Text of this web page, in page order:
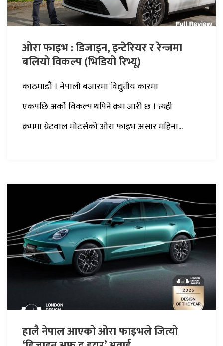
ओरा फाइभ : डिजाइन, इन्टेरियर र रेन्जमा
बलियो विकल्प (भिडियो रिभ्यू)
काठमाडौं । नेपाली बजारमा विद्युतीय कारमा
एकपछि अर्को विकल्प थपिने क्रम जारी छ । त्यही
क्रममा ग्रेटवाल मोटर्सको ओरा फाइभ असार महिना...
हालै नेपाल आएको ओरा फाइभले जित्यो